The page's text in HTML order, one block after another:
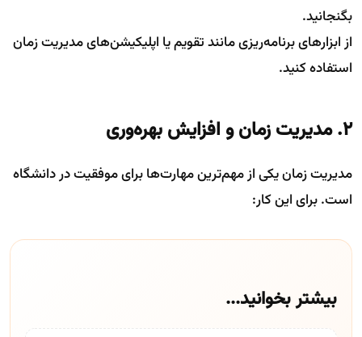
بگنجانید.
از ابزارهای برنامه‌ریزی مانند تقویم یا اپلیکیشن‌های مدیریت زمان
استفاده کنید.
۲. مدیریت زمان و افزایش بهره‌وری
مدیریت زمان یکی از مهم‌ترین مهارت‌ها برای موفقیت در دانشگاه
است. برای این کار:
بیشتر بخوانید...